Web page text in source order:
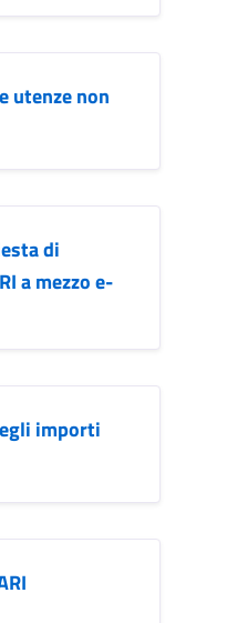
utenze non
di
a mezzo e-
importi